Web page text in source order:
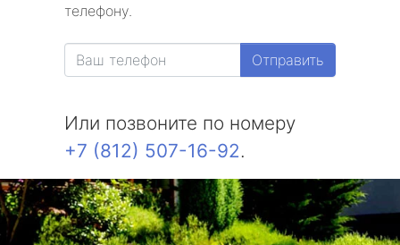
телефону.
Отправить
Или позвоните по номеру
+7 (812) 507-16-92.